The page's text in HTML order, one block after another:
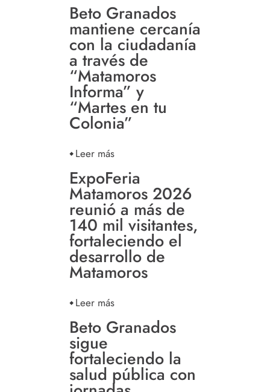
Beto Granados
mantiene cercanía
con la ciudadanía
a través de
“Matamoros
Informa” y
“Martes en tu
Colonia”
Leer más
ExpoFeria
Matamoros 2026
reunió a más de
140 mil visitantes,
fortaleciendo el
desarrollo de
Matamoros
Leer más
Beto Granados
sigue
fortaleciendo la
salud pública con